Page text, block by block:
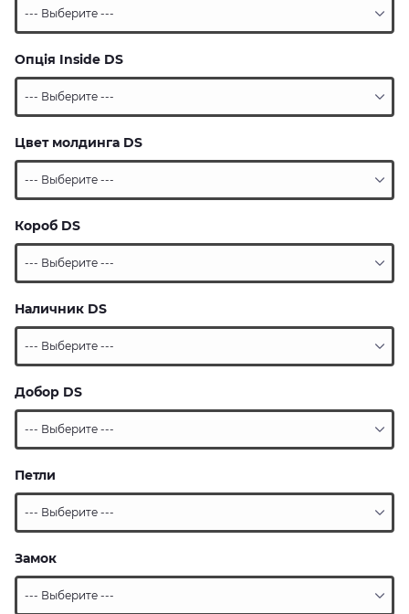
Опція Inside DS
Цвет молдинга DS
Короб DS
Наличник DS
Добор DS
Петли
Замок